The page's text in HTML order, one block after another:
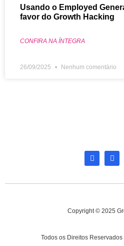
Usando o Employed
favor do Growth Hacking
CONFIRA NA ÍNTEGRA
26/09/2025 Nenhum comentário
Copyright © 2025
Todos os Direitos